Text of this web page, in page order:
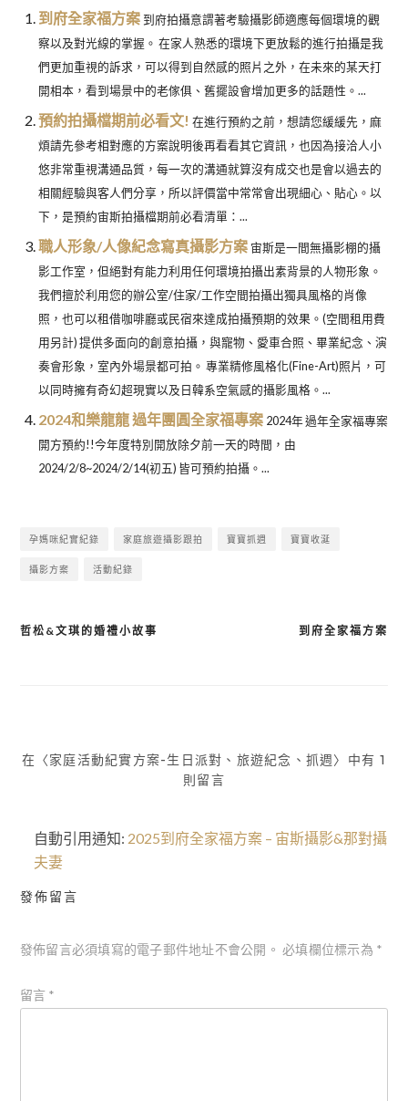
到府全家福方案 到府拍攝意謂著考驗攝影師適應每個環境的觀
察以及對光線的掌握。 在家人熟悉的環境下更放鬆的進行拍攝是我
們更加重視的訴求，可以得到自然感的照片之外，在未來的某天打
開相本，看到場景中的老傢俱、舊擺設會增加更多的話題性。...
預約拍攝檔期前必看文! 在進行預約之前，想請您緩緩先，麻
煩請先參考相對應的方案說明後再看看其它資訊，也因為接洽人小
悠非常重視溝通品質，每一次的溝通就算沒有成交也是會以過去的
相關經驗與客人們分享，所以評價當中常常會出現細心、貼心。以
下，是預約宙斯拍攝檔期前必看清單：...
職人形象/人像紀念寫真攝影方案 宙斯是一間無攝影棚的攝
影工作室，但絕對有能力利用任何環境拍攝出素背景的人物形象。
我們擅於利用您的辦公室/住家/工作空間拍攝出獨具風格的肖像
照，也可以租借咖啡廳或民宿來達成拍攝預期的效果。(空間租用費
用另計) 提供多面向的創意拍攝，與寵物、愛車合照、畢業紀念、演
奏會形象，室內外場景都可拍。 專業精修風格化(Fine-Art)照片，可
以同時擁有奇幻超現實以及日韓系空氣感的攝影風格。...
2024和樂龍龍 過年團圓全家福專案 2024年 過年全家福專案
開方預約!!今年度特別開放除夕前一天的時間，由
2024/2/8~2024/2/14(初五) 皆可預約拍攝。...
孕媽咪紀實紀錄 家庭旅遊攝影跟拍 寶寶抓週 寶寶收涎
攝影方案 活動紀錄
文
到府全家福方案
哲松&文琪的婚禮小故事
在〈家庭活動紀實方案-生日派對、旅遊紀念、抓週〉中有 1
則留言
自動引用通知: 2025到府全家福方案 – 宙斯攝影&那對攝
夫妻
發佈留言
發佈留言必須填寫的電子郵件地址不會公開。 必填欄位標示為 *
留言 *